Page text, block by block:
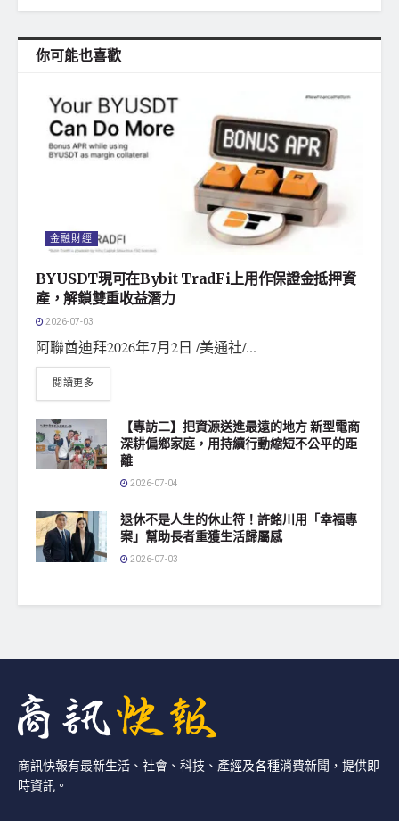
你可能也喜歡
金融財經
BYUSDT現可在Bybit TradFi上用作保證金抵押資
產，解鎖雙重收益潛力
2026-07-03
阿聯酋迪拜2026年7月2日 /美通社/...
閱讀更多
【專訪二】把資源送進最遠的地方 新型電商
深耕偏鄉家庭，用持續行動縮短不公平的距
離
2026-07-04
退休不是人生的休止符！許銘川用「幸福專
案」幫助長者重獲生活歸屬感
2026-07-03
商訊快報有最新生活、社會、科技、產經及各種消費新聞，提供即
時資訊。